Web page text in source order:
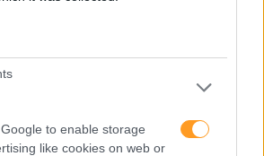
to enable storage
like cookies on web or
JOB